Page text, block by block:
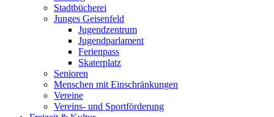
Stadtbücherei
Junges Geisenfeld
Jugendzentrum
Jugendparlament
Ferienpass
Skaterplatz
Senioren
Menschen mit Einschränkungen
Vereine
Vereins- und Sportförderung